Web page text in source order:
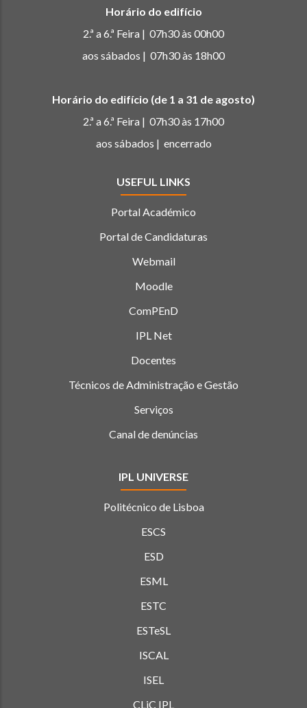
Horário do edifício
2.ª a 6.ª Feira | 07h30 às 00h00
aos sábados | 07h30 às 18h00
Horário do edifício (de 1 a 31 de agosto)
2.ª a 6.ª Feira | 07h30 às 17h00
aos sábados | encerrado
USEFUL LINKS
Portal Académico
Portal de Candidaturas
Webmail
Moodle
ComPEnD
IPL Net
Docentes
Técnicos de Administração e Gestão
Serviços
Canal de denúncias
IPL UNIVERSE
Politécnico de Lisboa
ESCS
ESD
ESML
ESTC
ESTeSL
ISCAL
ISEL
CLiC IPL